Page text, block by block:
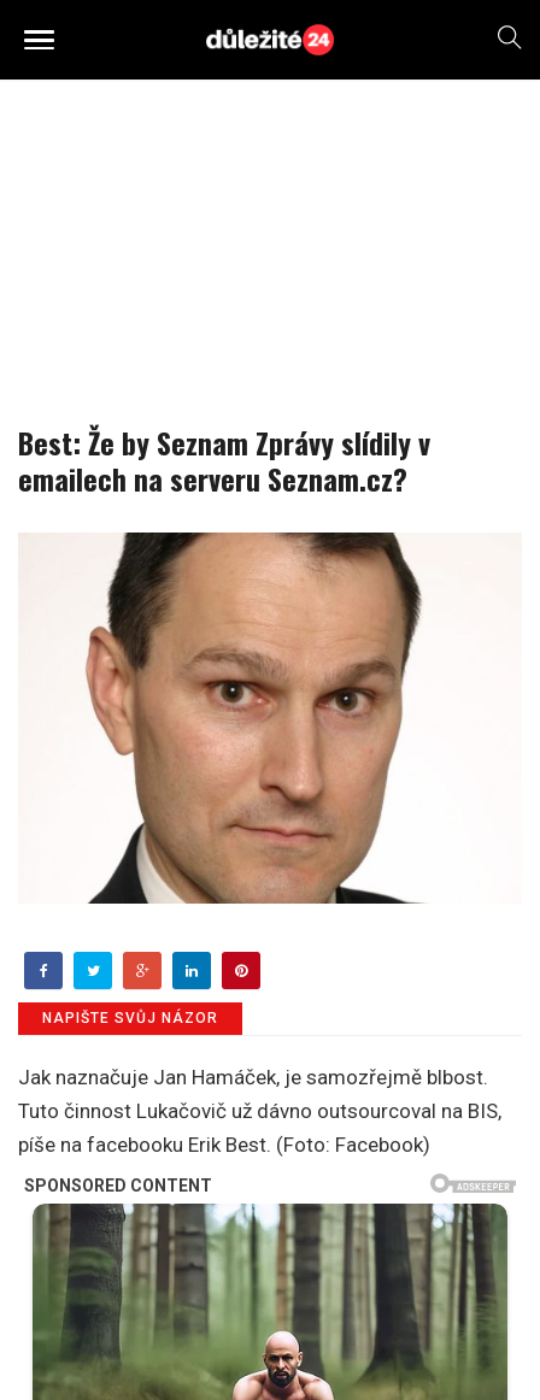
Best: Že by Seznam Zprávy slídily v
emailech na serveru Seznam.cz?
NAPIŠTE SVŮJ NÁZOR
Jak naznačuje Jan Hamáček, je samozřejmě blbost.
Tuto činnost Lukačovič už dávno outsourcoval na BIS,
píše na facebooku Erik Best. (Foto: Facebook)